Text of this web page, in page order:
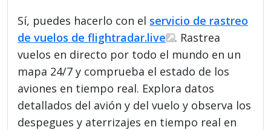
Sí, puedes hacerlo con el servicio de rastreo
de vuelos de flightradar.live
. Rastrea
vuelos en directo por todo el mundo en un
mapa 24/7 y comprueba el estado de los
aviones en tiempo real. Explora datos
detallados del avión y del vuelo y observa los
despegues y aterrizajes en tiempo real en